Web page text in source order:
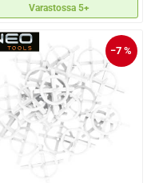
Varastossa 5+
−7 %